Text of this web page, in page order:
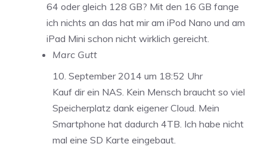
64 oder gleich 128 GB? Mit den 16 GB fange
ich nichts an das hat mir am iPod Nano und am
iPad Mini schon nicht wirklich gereicht.
Marc Gutt
10. September 2014 um 18:52 Uhr
Kauf dir ein NAS. Kein Mensch braucht so viel
Speicherplatz dank eigener Cloud. Mein
Smartphone hat dadurch 4TB. Ich habe nicht
mal eine SD Karte eingebaut.